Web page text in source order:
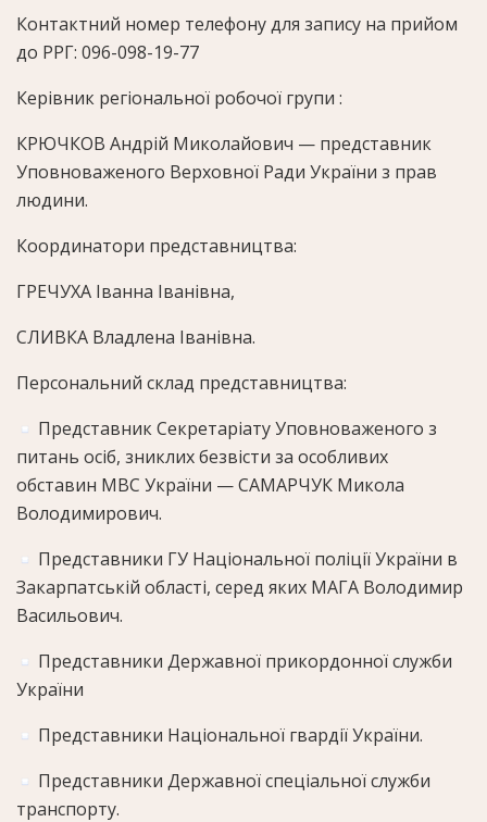
Контактний номер телефону для запису на прийом
до РРГ: 096-098-19-77
Керівник регіональної робочої групи :
КРЮЧКОВ Андрій Миколайович — представник
Уповноваженого Верховної Ради України з прав
людини.
Координатори представництва:
ГРЕЧУХА Іванна Іванівна,
СЛИВКА Владлена Іванівна.
Персональний склад представництва:
Представник Секретаріату Уповноваженого з
питань осіб, зниклих безвісти за особливих
обставин МВС України — САМАРЧУК Микола
Володимирович.
Представники ГУ Національної поліції України в
Закарпатській області, серед яких МАГА Володимир
Васильович.
Представники Державної прикордонної служби
України
Представники Національної гвардії України.
Представники Державної спеціальної служби
транспорту.